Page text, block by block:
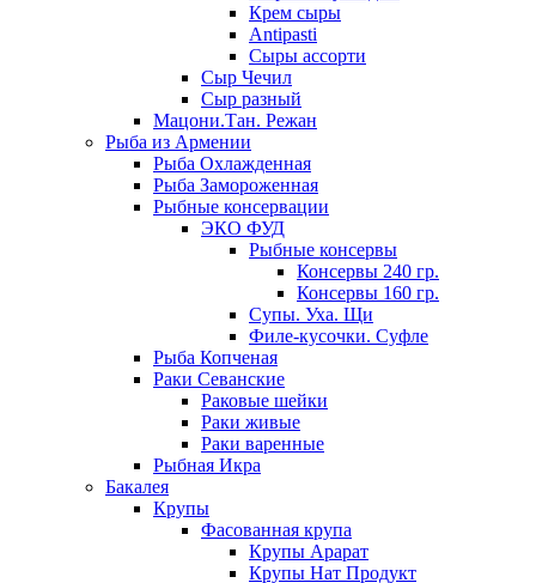
Крем сыры
Antipasti
Сыры ассорти
Сыр Чечил
Сыр разный
Мацони.Тан. Режан
Рыба из Армении
Рыба Охлажденная
Рыба Замороженная
Рыбные консервации
ЭКО ФУД
Рыбные консервы
Консервы 240 гр.
Консервы 160 гр.
Супы. Уха. Щи
Филе-кусочки. Суфле
Рыба Копченая
Раки Севанские
Раковые шейки
Раки живые
Раки варенные
Рыбная Икра
Бакалея
Крупы
Фасованная крупа
Крупы Арарат
Крупы Нат Продукт